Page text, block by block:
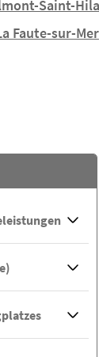
Saint-
Faute-sur-Mer